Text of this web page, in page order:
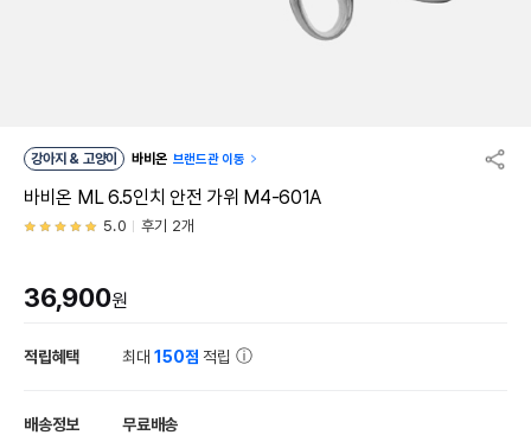
강아지 & 고양이 바비온 브랜드관 이동
바비온 ML 6.5인치 안전 가위 M4-601A
5.0 후기 2개
36,900원
적립혜택 최대150점 적립
배송정보 무료배송